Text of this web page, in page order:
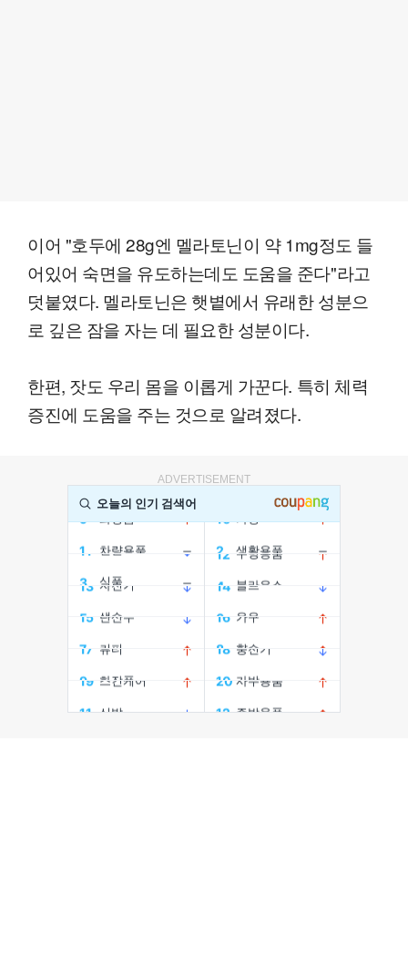
이어 "호두에 28g엔 멜라토닌이 약 1mg정도 들
어있어 숙면을 유도하는데도 도움을 준다"라고
덧붙였다. 멜라토닌은 햇볕에서 유래한 성분으
로 깊은 잠을 자는 데 필요한 성분이다.
한편, 잣도 우리 몸을 이롭게 가꾼다. 특히 체력
증진에 도움을 주는 것으로 알려졌다.
ADVERTISEMENT